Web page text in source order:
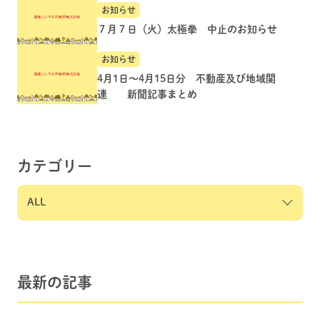
お知らせ
７月７日（火）太極拳 中止のお知らせ
お知らせ
4月1日～4月15日分 不動産及び地域関
連 新聞記事まとめ
カテゴリー
最新の記事